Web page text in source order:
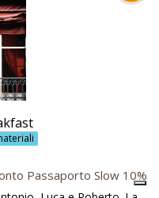
Passaporto Slow 10%